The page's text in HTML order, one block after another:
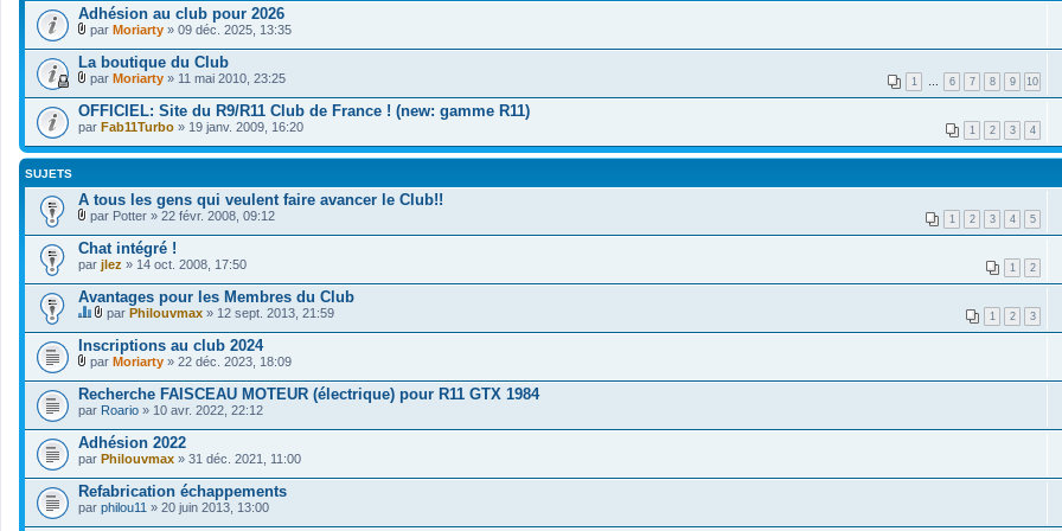
Adhésion au club pour 2026
F
i
c
h
i
e
r
s
o
n
t
(
s
)
par Moriarty » 09 déc. 2025, 13:35
La boutique du Club
1 … 6 7 8 9 10
F
i
c
h
i
e
(
s
)
j
o
i
t
(
s
)
par Moriarty » 11 mai 2010, 23:25
OFFICIEL: Site du R9/R11 Club de France ! (new: gamme R11)
1 2 3 4
par Fab11Turbo » 19 janv. 2009, 16:20
SUJETS
A tous les gens qui veulent faire avancer le Club!!
1 2 3 4 5
F
i
c
h
i
e
r
s
)
o
i
n
t
(
s
par Potter » 22 févr. 2008, 09:12
Chat intégré !
1 2
par jlez » 14 oct. 2008, 17:50
Avantages pour les Membres du Club
1 2 3
s
u
j
e
t
u
n
s
o
n
d
a
F
c
h
i
e
r
s
)
j
o
i
n
t
par Philouvmax » 12 sept. 2013, 21:59
Inscriptions au club 2024
F
i
c
h
i
e
r
s
)
j
par Moriarty » 22 déc. 2023, 18:09
Recherche FAISCEAU MOTEUR (électrique) pour R11 GTX 1984
par Roario » 10 avr. 2022, 22:12
Adhésion 2022
par Philouvmax » 31 déc. 2021, 11:00
Refabrication échappements
par philou11 » 20 juin 2013, 13:00